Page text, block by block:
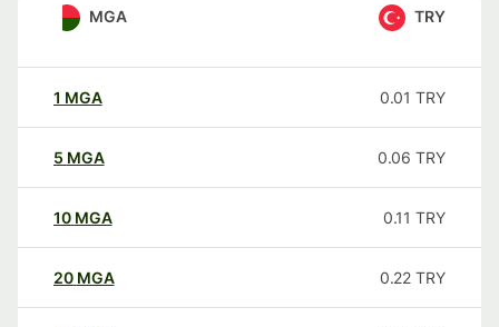
MGA TRY
1 MGA 0.01 TRY
5 MGA 0.06 TRY
10 MGA 0.11 TRY
20 MGA 0.22 TRY